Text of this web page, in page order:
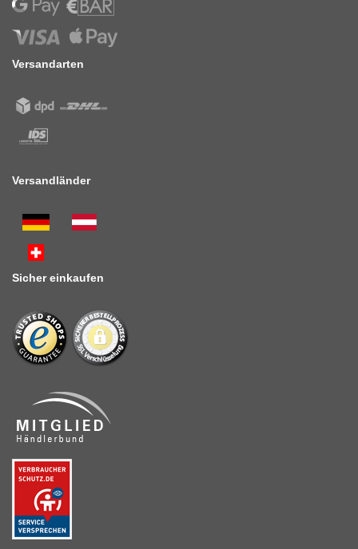
Versandarten
Versandländer
Sicher einkaufen